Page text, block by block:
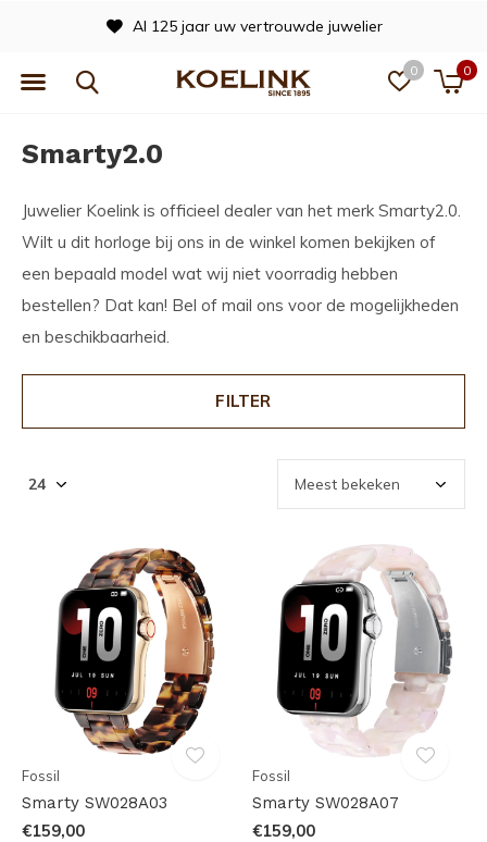
0 0
Al 125 jaar uw vertrouwde juwelier
Smarty2.0
Juwelier Koelink is officieel dealer van het merk Smarty2.0.
Wilt u dit horloge bij ons in de winkel komen bekijken of
een bepaald model wat wij niet voorradig hebben
bestellen? Dat kan! Bel of mail ons voor de mogelijkheden
en beschikbaarheid.
FILTER
Fossil
Smarty SW028A03
€159,00
Fossil
Smarty SW028A07
€159,00